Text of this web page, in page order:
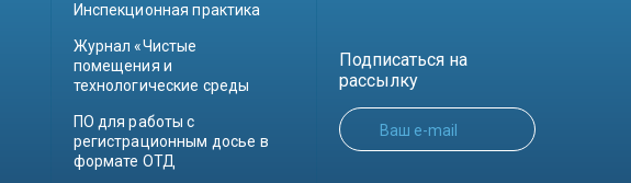
Инспекционная практика
Журнал «Чистые
помещения и
технологические среды
ПО для работы с
регистрационным досье в
формате ОТД
Подписаться на
рассылку
Ваш e-mail